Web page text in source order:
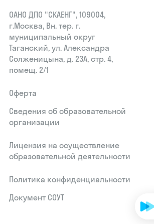
ОАНО ДПО "СКАЕНГ", 109004,
г.Москва, Вн. тер. г.
муниципальный округ
Таганский, ул. Александра
Солженицына, д. 23А, стр. 4,
помещ. 2/1
Оферта
Сведения об образовательной
организации
Лицензия на осуществление
образовательной деятельности
Политика конфиденциальности
Документ СОУТ